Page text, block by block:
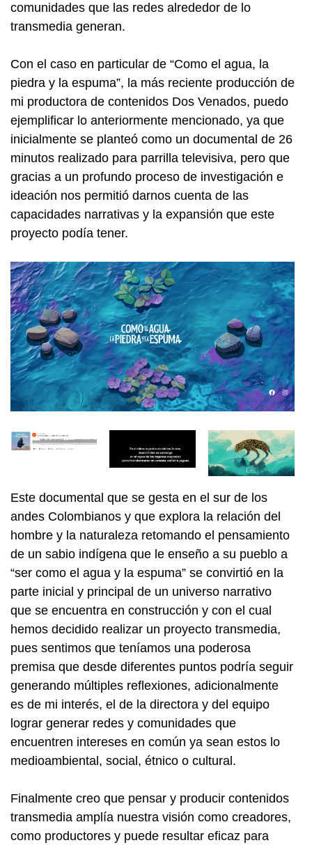
comunidades que las redes alrededor de lo
transmedia generan.
Con el caso en particular de “Como el agua, la
piedra y la espuma”, la más reciente producción de
mi productora de contenidos Dos Venados, puedo
ejemplificar lo anteriormente mencionado, ya que
inicialmente se planteó como un documental de 26
minutos realizado para parrilla televisiva, pero que
gracias a un profundo proceso de investigación e
ideación nos permitió darnos cuenta de las
capacidades narrativas y la expansión que este
proyecto podía tener.
Este documental que se gesta en el sur de los
andes Colombianos y que explora la relación del
hombre y la naturaleza retomando el pensamiento
de un sabio indígena que le enseño a su pueblo a
“ser como el agua y la espuma” se convirtió en la
parte inicial y principal de un universo narrativo
que se encuentra en construcción y con el cual
hemos decidido realizar un proyecto transmedia,
pues sentimos que teníamos una poderosa
premisa que desde diferentes puntos podría seguir
generando múltiples reflexiones, adicionalmente
es de mi interés, el de la directora y del equipo
lograr generar redes y comunidades que
encuentren intereses en común ya sean estos lo
medioambiental, social, étnico o cultural.
Finalmente creo que pensar y producir contenidos
transmedia amplía nuestra visión como creadores,
como productores y puede resultar eficaz para